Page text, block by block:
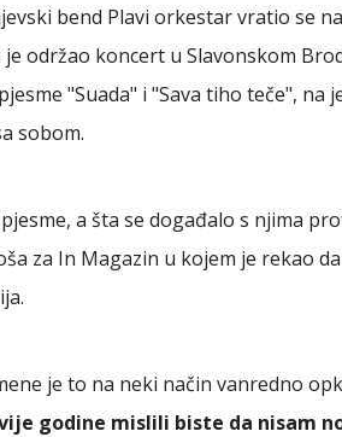
bend Plavi orkestar vratio se
održao koncert u Slavonskom
"Suada" i "Sava tiho teče", na
sobom.
a šta se događalo s njima
za In Magazin u kojem je rekao
je to na neki način vanredno
godine mislili biste da nisam